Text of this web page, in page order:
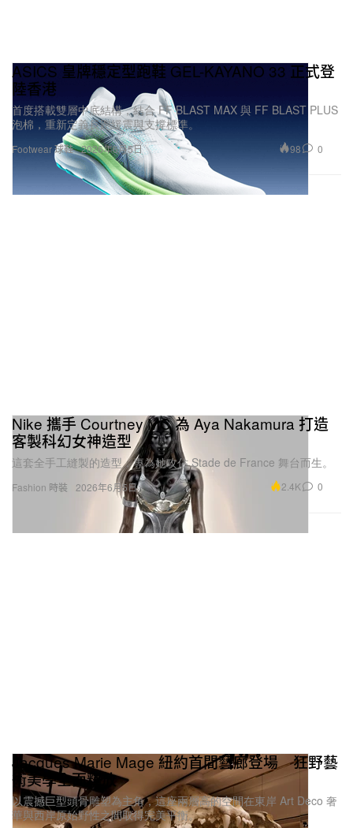
Footwear 球鞋
ASICS 皇牌穩定型跑鞋 GEL-KAYANO 33 正式登
陸香港
首度搭載雙層中底結構，結合 FF BLAST MAX 與 FF BLAST PLUS
泡棉，重新定義長跑緩震與支撐標準。
2026年6月5日 98 0
Fashion 時裝
Nike 攜手 Courtney MC 為 Aya Nakamura 打造
客製科幻女神造型
這套全手工縫製的造型，專為她攻佔 Stade de France 舞台而生。
2026年6月5日 2.4K 0
Jacques Marie Mage 紐約首間藝廊登場 狂野藝
術美學全面釋放
以震撼巨型頭骨雕塑為主角，這座兩層高的空間在東岸 Art Deco 奢
華與西岸原始野性之間取得完美平衡。